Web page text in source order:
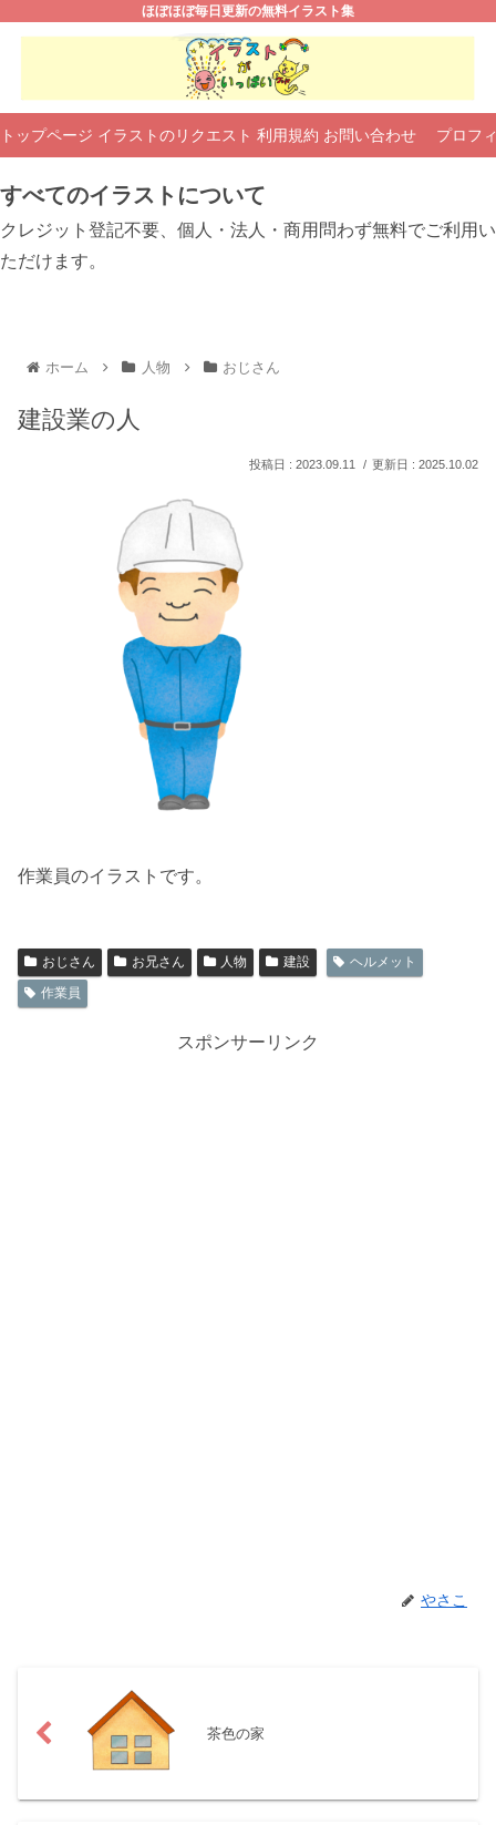
ほぼほぼ毎日更新の無料イラスト集
トップページ イラストのリクエスト 利用規約 お問い合わせ プロフ
すべてのイラストについて
クレジット登記不要、個人・法人・商用問わず無料でご利用い
ただけます。
ホーム 人物 おじさん
建設業の人
2023.09.11 2025.10.02
作業員のイラストです。
おじさん お兄さん 人物 建設
ヘルメット
作業員
スポンサーリンク
やさこ
茶色の家